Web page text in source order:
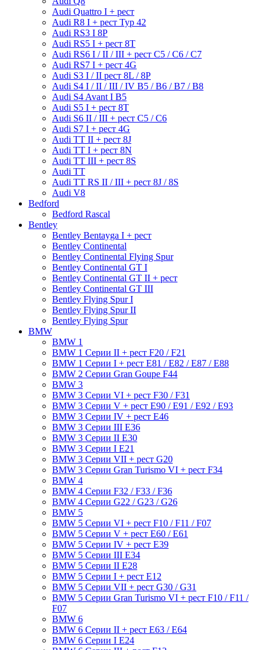
Audi Quattro I + рест
Audi R8 I + рест Typ 42
Audi RS3 I 8P
Audi RS5 I + рест 8T
Audi RS6 I / II / III + рест C5 / C6 / C7
Audi RS7 I + рест 4G
Audi S3 I / II рест 8L / 8P
Audi S4 I / II / III / IV B5 / B6 / B7 / B8
Audi S4 Avant I B5
Audi S5 I + рест 8T
Audi S6 II / III + рест С5 / С6
Audi S7 I + рест 4G
Audi TT II + рест 8J
Audi TT I + рест 8N
Audi TT III + рест 8S
Audi TT
Audi TT RS II / III + рест 8J / 8S
Audi V8
Bedford
Bedford Rascal
Bentley
Bentley Bentayga I + рест
Bentley Continental
Bentley Continental Flying Spur
Bentley Continental GT I
Bentley Continental GT II + рест
Bentley Continental GT III
Bentley Flying Spur I
Bentley Flying Spur II
Bentley Flying Spur
BMW
BMW 1
BMW 1 Серии II + рест F20 / F21
BMW 1 Серии I + рест E81 / E82 / E87 / E88
BMW 2 Серии Gran Goupe F44
BMW 3
BMW 3 Серии VI + рест F30 / F31
BMW 3 Серии V + рест E90 / E91 / E92 / E93
BMW 3 Серии IV + рест E46
BMW 3 Серии III E36
BMW 3 Серии II E30
BMW 3 Серии I E21
BMW 3 Серии VII + рест G20
BMW 3 Серии Gran Turismo VI + рест F34
BMW 4
BMW 4 Серии F32 / F33 / F36
BMW 4 Серии G22 / G23 / G26
BMW 5
BMW 5 Серии VI + рест F10 / F11 / F07
BMW 5 Серии V + рест E60 / E61
BMW 5 Серии IV + рест E39
BMW 5 Серии III E34
BMW 5 Серии II E28
BMW 5 Серии I + рест E12
BMW 5 Серии VII + рест G30 / G31
BMW 5 Серии Gran Turismo VI + рест F10 / F11 /
F07
BMW 6
BMW 6 Серии II + рест E63 / E64
BMW 6 Серии I E24